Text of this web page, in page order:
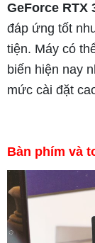
GeForce RTX
đáp ứng tốt
tiện. Máy có
biến hiện nay
mức cài đặt
Bàn phím và